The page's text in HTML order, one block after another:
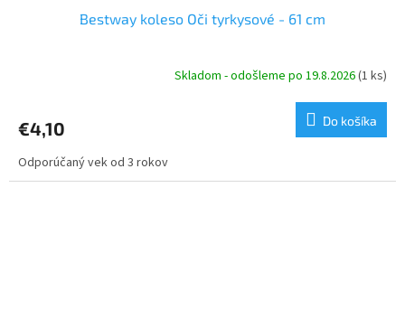
Bestway koleso Oči tyrkysové - 61 cm
Skladom - odošleme po 19.8.2026(1 ks)
€4,10 Do košíka
Odporúčaný vek od 3 rokov